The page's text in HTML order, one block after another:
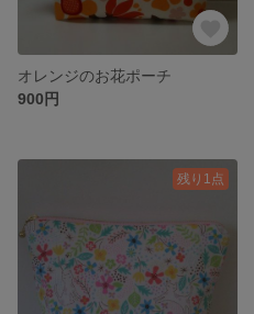
オレンジのお花ポーチ
900円
残り1点